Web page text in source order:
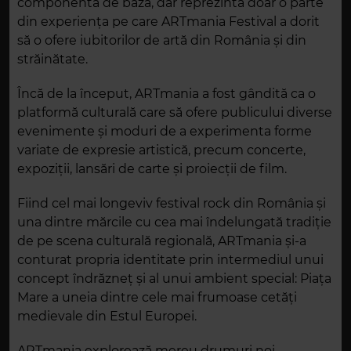
din experiența pe care ARTmania Festival a dorit
să o ofere iubitorilor de artă din România și din
străinătate.
Încă de la început, ARTmania a fost gândită ca o
platformă culturală care să ofere publicului diverse
evenimente și moduri de a experimenta forme
variate de expresie artistică, precum concerte,
expoziții, lansări de carte și proiecții de film.
Fiind cel mai longeviv festival rock din România și
una dintre mărcile cu cea mai îndelungată tradiție
de pe scena culturală regională, ARTmania și-a
conturat propria identitate prin intermediul unui
concept îndrăzneț și al unui ambient special: Piața
Mare a uneia dintre cele mai frumoase cetăți
medievale din Estul Europei.